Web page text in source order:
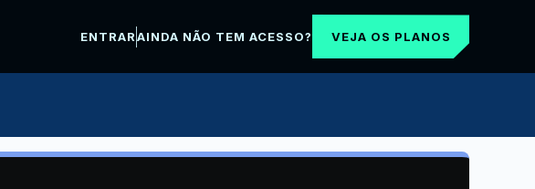
ENTRARAINDA NÃO TEM ACESSO? VEJA OS PLANOS